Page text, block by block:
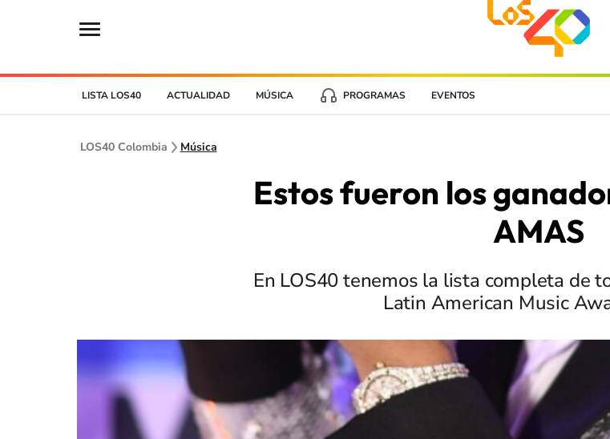
LISTA LOS40 ACTUALIDAD MÚSICA PROGRAMAS EVENTOS
LOS40 Colombia Música
Estos fueron los
AMAS
En LOS40 tenemos la lista completa de
Latin American Music